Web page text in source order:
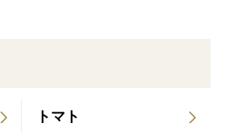
希少なものとなっています。
らの澄んだ水とミネラルたっ
トマト